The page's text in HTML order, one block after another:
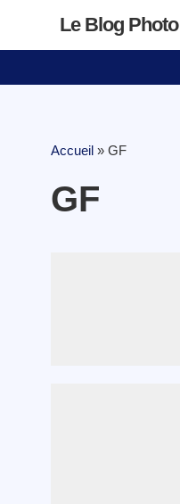
Le Blog Photo
Accueil » GF
GF